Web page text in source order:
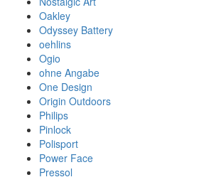
Oakley
Odyssey Battery
oehlins
Ogio
ohne Angabe
One Design
Origin Outdoors
Philips
Pinlock
Polisport
Power Face
Pressol